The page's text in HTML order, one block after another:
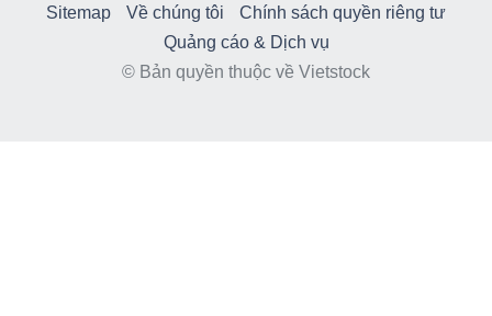
Sitemap Về chúng tôi
Chính sách quyền riêng tư
Quảng cáo & Dịch vụ
© Bản quyền thuộc về Vietstock